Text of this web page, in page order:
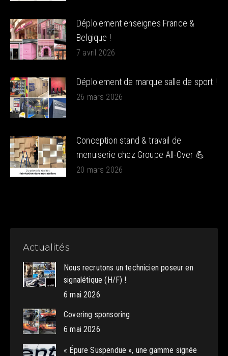
Déploiement enseignes France &
Belgique !
7 avril 2026
Déploiement de marque salle de sport !
26 mars 2026
Conception stand & travail de
menuiserie chez Groupe All-Over 💪
20 mars 2026
Actualités
Nous recrutons un technicien poseur en
signalétique (H/F) !
6 mai 2026
Covering sponsoring
6 mai 2026
« Épure Suspendue », une gamme signée